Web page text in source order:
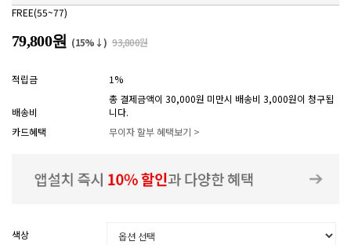
FREE(55~77)
79,800원 (15%↓) 93,800원
적립금 1%
배송비
총 결제금액이 30,000원 미만시 배송비 3,000원이 청구됩
니다.
카드혜택
무이자 할부 혜택보기 >
색상